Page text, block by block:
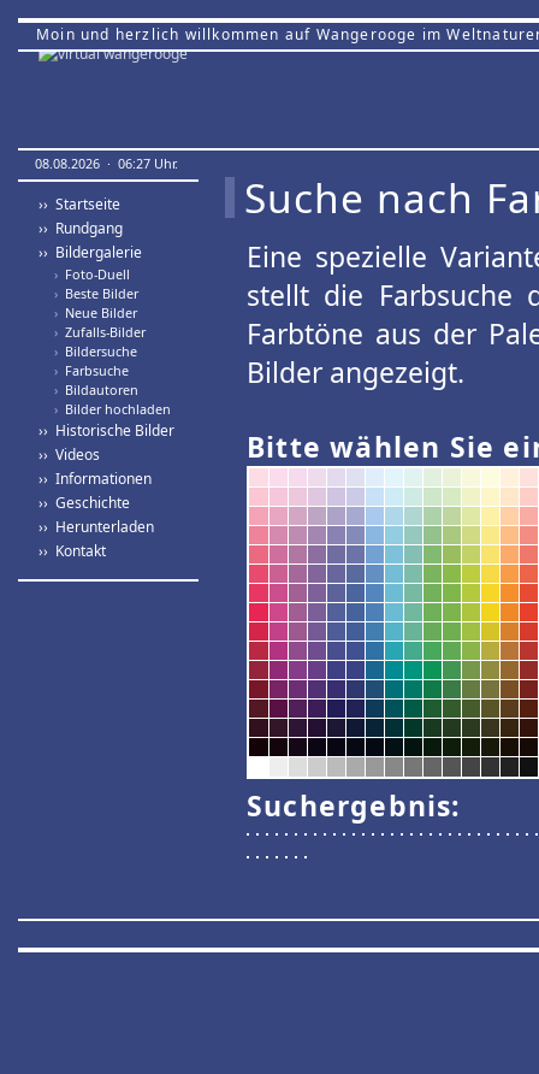
Moin und herzlich willkommen auf Wangerooge im
08.08.2026 · 06:27 Uhr.
›› Startseite
›› Rundgang
›› Bildergalerie
› Foto-Duell
› Beste Bilder
› Neue Bilder
› Zufalls-Bilder
› Bildersuche
› Farbsuche
› Bildautoren
› Bilder hochladen
›› Historische Bilder
›› Videos
›› Informationen
›› Geschichte
›› Herunterladen
›› Kontakt
Suche nach
Eine spezielle
stellt die Farbsuche
Farbtöne aus der
Bilder angezeigt.
Bitte wählen Sie
Suchergebnis: